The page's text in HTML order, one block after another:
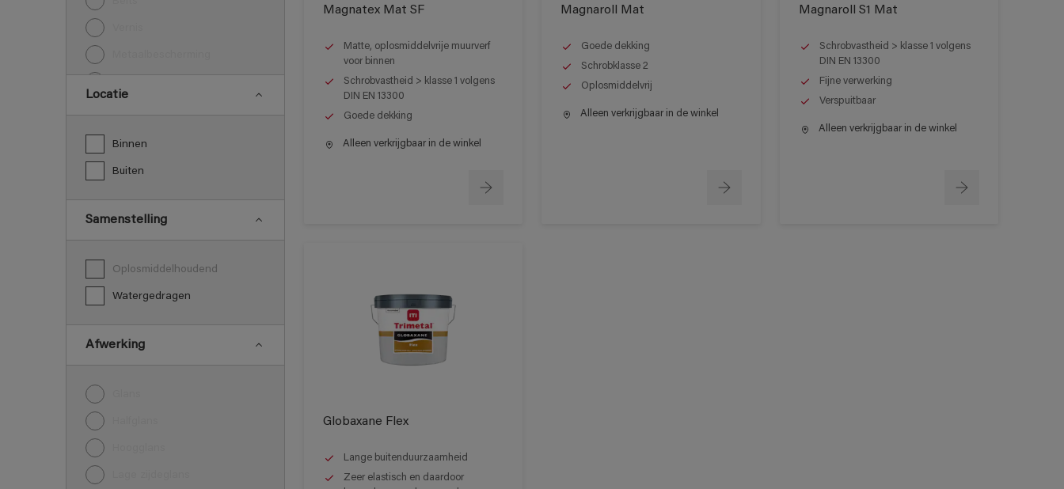
Locatie
Binnen
Buiten
Samenstelling
Oplosmiddelhoudend
Watergedragen
Afwerking
Magnatex Mat SF
Matte, oplosmiddelvrije muurverf
voor binnen
Schrobvastheid > klasse 1 volgens
DIN EN 13300
Goede dekking
Alleen verkrijgbaar in de winkel
Magnaroll Mat
Goede dekking
Schrobklasse 2
Oplosmiddelvrij
Alleen verkrijgbaar in de winkel
Magnaroll S1 Mat
Schrobvastheid > klasse 1 volgens
DIN EN 13300
Fijne verwerking
Verspuitbaar
Alleen verkrijgbaar in de winkel
Globaxane Flex
Lange buitenduurzaamheid
Zeer elastisch en daardoor